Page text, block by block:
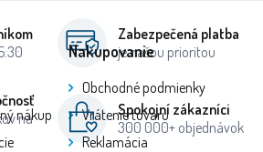
Zabezpečená platba
je našou prioritou
na
Spokojní zákazníci
300 000+ objednávok
nákup
Nakupovanie
Obchodné podmienky
Vrátenie tovaru
Reklamácia